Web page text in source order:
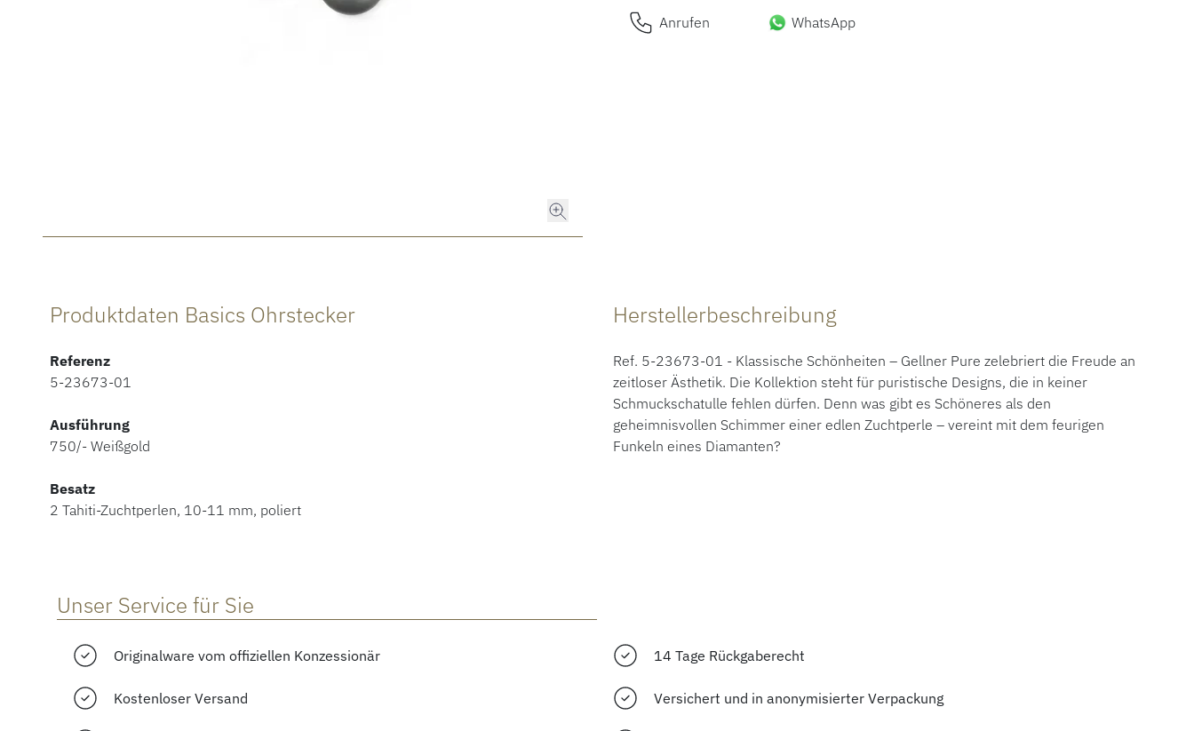
Anrufen WhatsApp
Produktdaten Basics Ohrstecker
Referenz
5-23673-01
Ausführung
750/- Weißgold
Besatz
2 Tahiti-Zuchtperlen, 10-11 mm, poliert
Herstellerbeschreibung
Ref. 5-23673-01 - Klassische Schönheiten – Gellner Pure zelebriert die Freude an
zeitloser Ästhetik. Die Kollektion steht für puristische Designs, die in keiner
Schmuckschatulle fehlen dürfen. Denn was gibt es Schöneres als den
geheimnisvollen Schimmer einer edlen Zuchtperle – vereint mit dem feurigen
Funkeln eines Diamanten?​
Unser Service für Sie
Originalware vom offiziellen Konzessionär 14 Tage Rückgaberecht
Kostenloser Versand Versichert und in anonymisierter Verpackung